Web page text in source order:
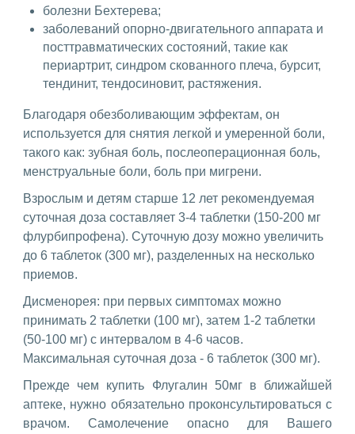
болезни Бехтерева;
заболеваний опорно-двигательного аппарата и
посттравматических состояний, такие как
периартрит, синдром скованного плеча, бурсит,
тендинит, тендосиновит, растяжения.
Благодаря обезболивающим эффектам, он
используется для снятия легкой и умеренной боли,
такого как: зубная боль, послеоперационная боль,
менструальные боли, боль при мигрени.
Взрослым и детям старше 12 лет рекомендуемая
суточная доза составляет 3-4 таблетки (150-200 мг
флурбипрофена). Суточную дозу можно увеличить
до 6 таблеток (300 мг), разделенных на несколько
приемов.
Дисменорея: при первых симптомах можно
принимать 2 таблетки (100 мг), затем 1-2 таблетки
(50-100 мг) с интервалом в 4-6 часов.
Максимальная суточная доза - 6 таблеток (300 мг).
Прежде чем купить Флугалин 50мг в ближайшей
аптеке, нужно обязательно проконсультироваться с
врачом. Самолечение опасно для Вашего